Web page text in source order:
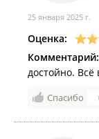
25 января 2025 г.
Оценка:
Комментарий:
достойно. Всё
Спасибо